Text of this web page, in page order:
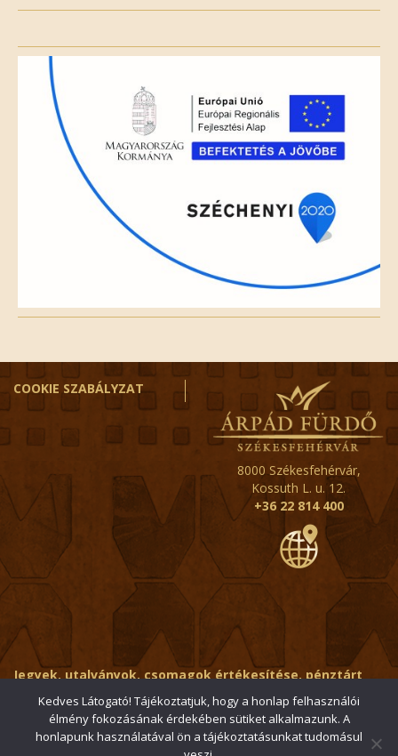
field
empty.
COOKIE SZABÁLYZAT
8000 Székesfehérvár,
Kossuth L. u. 12.
+36 22 814 400
Jegyek, utalványok, csomagok értékesítése, pénztárt
érintő kérdések:
ertekesito@fehervar-arpadfurdo.hu
Általános érdeklődés: info@fehervar-arpadfurdo.hu
Kedves Látogató! Tájékoztatjuk, hogy a honlap felhasználói
élmény fokozásának érdekében sütiket alkalmazunk. A
honlapunk használatával ön a tájékoztatásunkat tudomásul